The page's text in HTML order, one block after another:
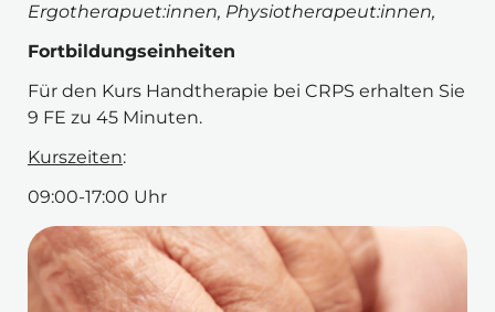
Ergotherapuet:innen, Physiotherapeut:innen,
Fortbildungseinheiten
Für den Kurs Handtherapie bei CRPS erhalten Sie
9 FE zu 45 Minuten.
Kurszeiten:
09:00-17:00 Uhr